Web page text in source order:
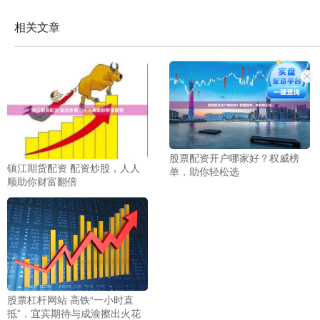
相关文章
镇江期货配资 配资炒股，人人
顺助你财富翻倍
股票配资开户哪家好？权威榜
单，助你轻松选
股票杠杆网站 高铁“一小时直
抵”，宜宾期待与成渝擦出火花